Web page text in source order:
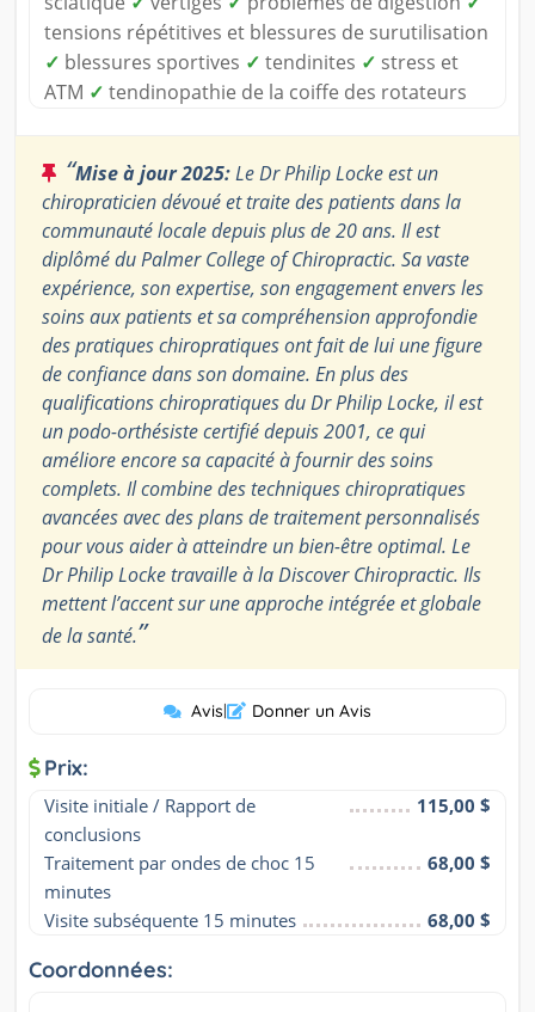
tensions répétitives et blessures de surutilisation
✓ blessures sportives ✓ tendinites ✓ stress et
ATM ✓ tendinopathie de la coiffe des rotateurs
“Mise à jour 2025:Le Dr Philip Locke est un
chiropraticien dévoué et traite des patients dans la
communauté locale depuis plus de 20 ans. Il est
diplômé du Palmer College of Chiropractic. Sa vaste
expérience, son expertise, son engagement envers les
soins aux patients et sa compréhension approfondie
des pratiques chiropratiques ont fait de lui une figure
de confiance dans son domaine. En plus des
qualifications chiropratiques du Dr Philip Locke, il est
un podo-orthésiste certifié depuis 2001, ce qui
améliore encore sa capacité à fournir des soins
complets. Il combine des techniques chiropratiques
avancées avec des plans de traitement personnalisés
pour vous aider à atteindre un bien-être optimal. Le
Dr Philip Locke travaille à la Discover Chiropractic. Ils
mettent l’accent sur une approche intégrée et globale
de la santé.”
Avis| Donner un Avis
Prix:
Visite initiale / Rapport de
conclusions
115,00 $
Traitement par ondes de choc 15
minutes
68,00 $
Visite subséquente 15 minutes 68,00 $
Coordonnées: